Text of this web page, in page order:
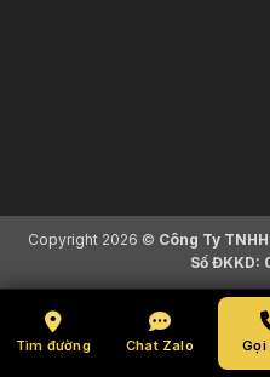
Copyright 2026 © Công Ty
Số ĐKKD:
Tìm đường Chat Zalo Gọi